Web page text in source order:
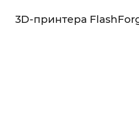
3D-принтера